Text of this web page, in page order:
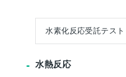
水素化反応受託テスト
水熱反応